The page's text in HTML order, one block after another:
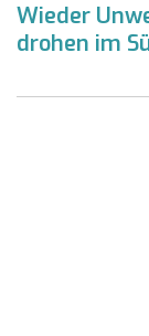
Wieder
drohen im